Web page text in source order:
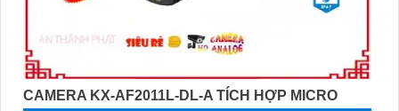
CAMERA KX-AF2011L-DL-A TÍCH HỢP MICRO